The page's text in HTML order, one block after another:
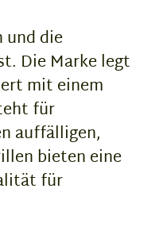
die
Die Marke legt
mit einem
für
auffälligen,
bieten eine
für